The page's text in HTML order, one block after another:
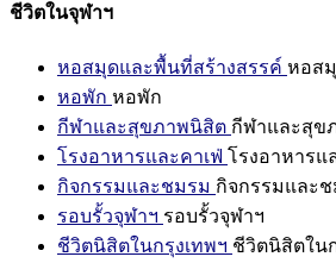
ชีวิตในจุฬาฯ
หอสมุดและพื้นที่สร้างสรรค์ หอส
หอพัก หอพัก
กีฬาและสุขภาพนิสิต กีฬาและสุข
โรงอาหารและคาเฟ่ โรงอาหารแ
กิจกรรมและชมรม กิจกรรมและ
รอบรั้วจุฬาฯ รอบรั้วจุฬาฯ
ชีวิตนิสิตในกรุงเทพฯ ชีวิตนิสิตใน